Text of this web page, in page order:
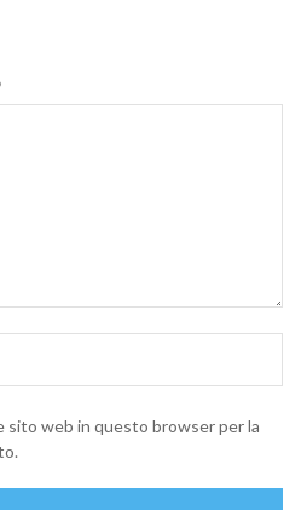
sito web in questo browser per la